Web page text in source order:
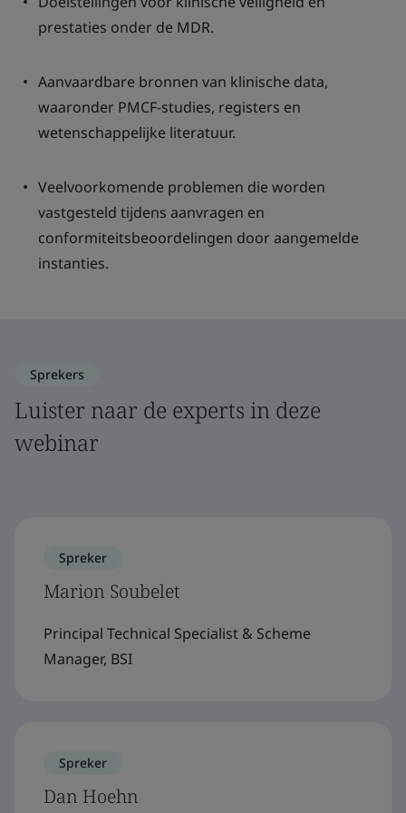
prestaties onder de MDR.
Aanvaardbare bronnen van klinische data,
waaronder PMCF-studies, registers en
wetenschappelijke literatuur.
Veelvoorkomende problemen die worden
vastgesteld tijdens aanvragen en
conformiteitsbeoordelingen door aangemelde
instanties.
Sprekers
Luister naar de experts in deze
webinar
Spreker
Marion Soubelet
Principal Technical Specialist & Scheme
Manager, BSI
Spreker
Dan Hoehn